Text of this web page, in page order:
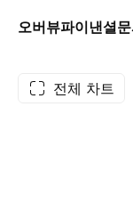
오버뷰파이낸셜
전체 차트